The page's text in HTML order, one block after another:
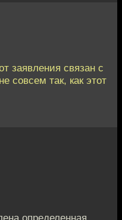
заявления связан с
совсем так, как этот